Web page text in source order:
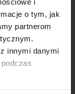
o tym, jak
partnerom
innymi danymi